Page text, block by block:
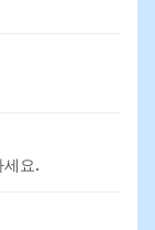
세요.